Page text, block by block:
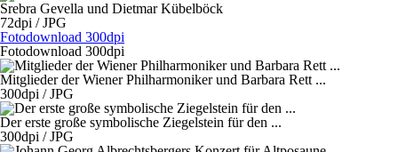
Srebra Gevella und Dietmar Kübelböck
72dpi / JPG
Fotodownload 300dpi
Fotodownload 300dpi
Mitglieder der Wiener Philharmoniker und Barbara Rett ...
300dpi / JPG
Der erste große symbolische Ziegelstein für den ...
300dpi / JPG